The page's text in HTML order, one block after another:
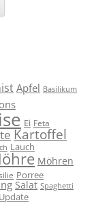
Apfel Basilikum
Ei Feta
Kartoffel
Lauch
Möhren
Porree
Salat Spaghetti
Update